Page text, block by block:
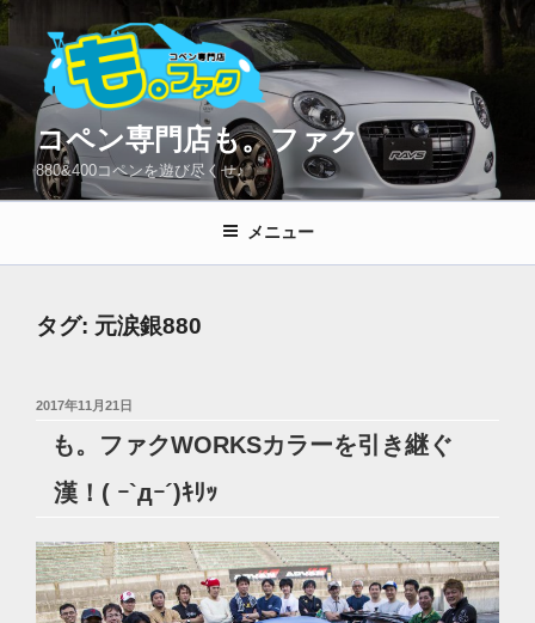
コ
ン
ン
ス
プ
コペン専門店も。ファク
880&400コペンを遊び尽くせ♪
メニュー
タグ: 元涙銀880
投
2017年11月21日
も。ファクWORKSカラーを引き継ぐ
漢！( ｰ`дｰ´)ｷﾘｯ